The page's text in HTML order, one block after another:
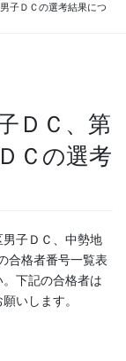
子ＤＣの選考結果につ
ＤＣ、第
Ｃの選考
子ＤＣ、中勢地
合格者番号一覧表
下記の合格者は
いします。